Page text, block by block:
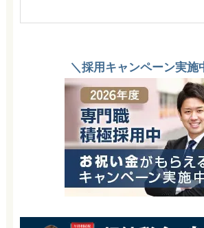
＼採用キャンペーン実施